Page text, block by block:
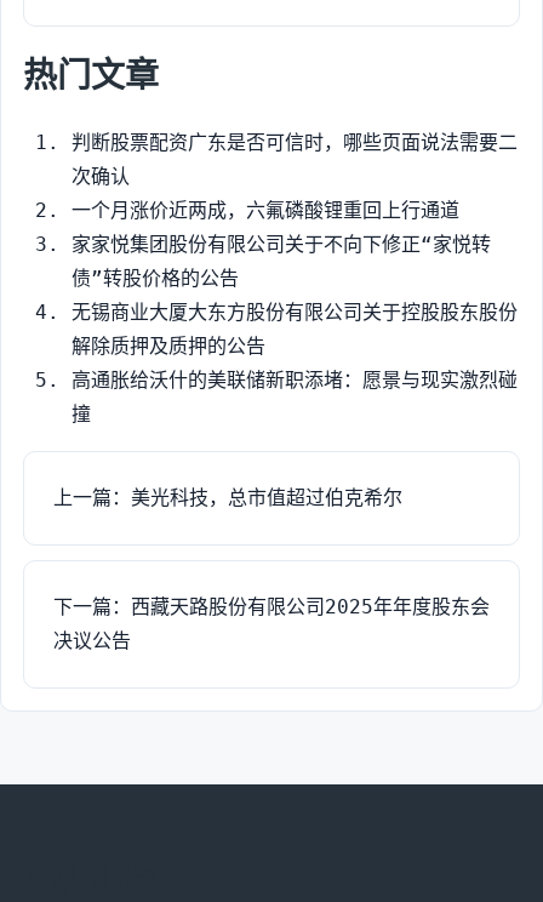
热门文章
判断股票配资广东是否可信时，哪些页面说法需要二
次确认
一个月涨价近两成，六氟磷酸锂重回上行通道
家家悦集团股份有限公司关于不向下修正“家悦转
债”转股价格的公告
无锡商业大厦大东方股份有限公司关于控股股东股份
解除质押及质押的公告
高通胀给沃什的美联储新职添堵：愿景与现实激烈碰
撞
上一篇：美光科技，总市值超过伯克希尔
下一篇：西藏天路股份有限公司2025年年度股东会
决议公告